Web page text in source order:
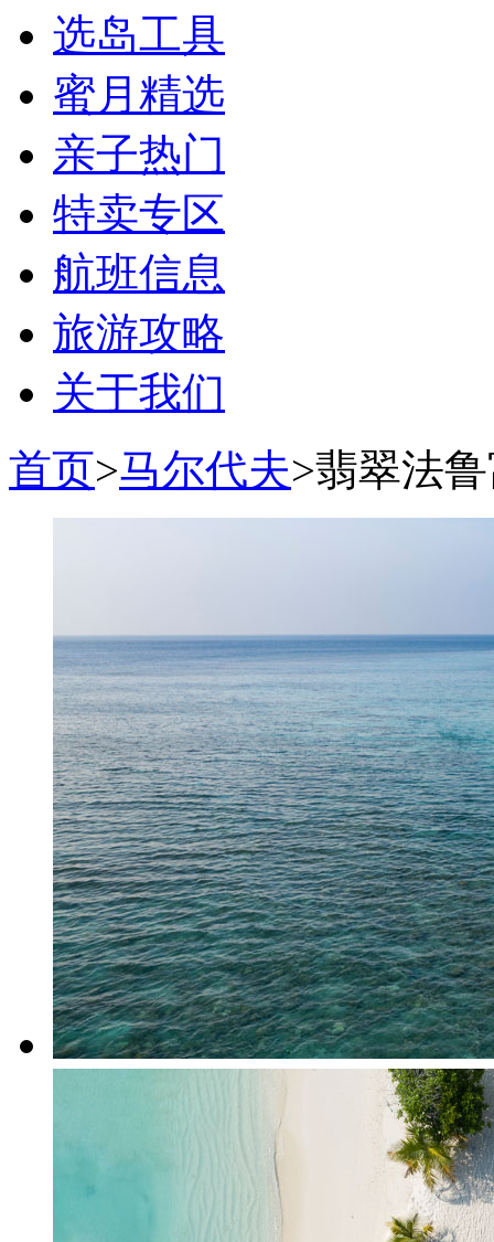
选岛工具
蜜月精选
亲子热门
特卖专区
航班信息
旅游攻略
关于我们
首页>马尔代夫>翡翠法鲁